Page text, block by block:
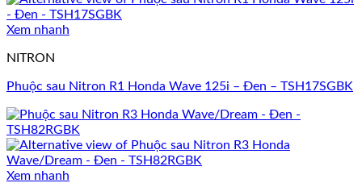
Xem nhanh
NITRON
Phuộc sau Nitron R1 Honda Wave 125i – Đen – TSH17SGBK
Xem nhanh